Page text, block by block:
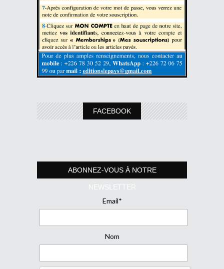
FACEBOOK
ABONNEZ-VOUS À NOTRE
NEWSLETTER
Email*
Nom